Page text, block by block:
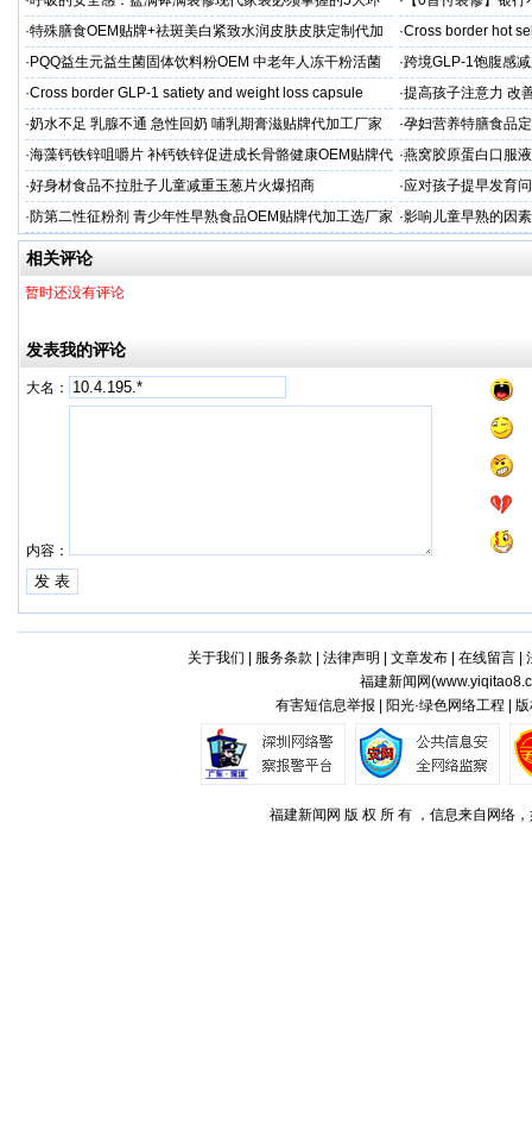
保准则
贷，月供少还30%！
·特殊膳食OEM贴牌+祛斑美白紧致水润皮肤皮肤定制代加
工厂家
·Cross border hot
· PQQ益生元益生菌固体饮料粉OEM 中老年人冻干粉活菌
粉贴牌代加工
·跨境GLP-1饱腹感
·Cross border GLP-1 satiety and weight loss capsule ·提高孩子注意力 改
·奶水不足 乳腺不通 急性回奶 哺乳期膏滋贴牌代加工厂家 ·孕妇营养特膳食品
工厂
·海藻钙铁锌咀嚼片 补钙铁锌促进成长骨骼健康OEM贴牌代
加工
·燕窝胶原蛋白口服
牌
·好身材食品不拉肚子儿童减重玉葱片火爆招商 ·应对孩子提早发育
答案
·防第二性征粉剂 青少年性早熟食品OEM贴牌代加工选厂家 ·影响儿童早熟的因
代工厂
相关评论
暂时还没有评论
发表我的评论
大名：
内容：
关于我们 服务条款 法律声明 文章发布| 在线留言|
福建新闻网(
有害短信息举报 | 阳光·绿色网络工程 |
福建新闻网 版 权 所 有 ，信息来自网络